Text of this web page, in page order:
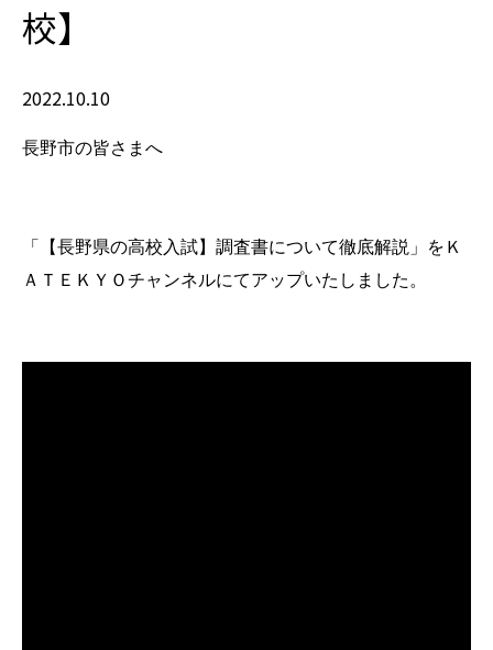
校】
2022.10.10
長野市の皆さまへ
「【長野県の高校入試】調査書について徹底解説」をＫ
ＡＴＥＫＹＯチャンネルにてアップいたしました。